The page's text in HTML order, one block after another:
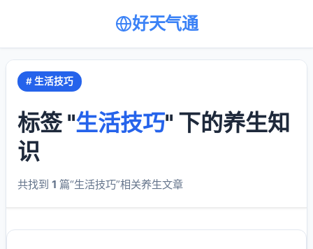
好天气通
# 生活技巧
标签 "生活技巧" 下的养生知
识
共找到 1 篇“生活技巧”相关养生文章